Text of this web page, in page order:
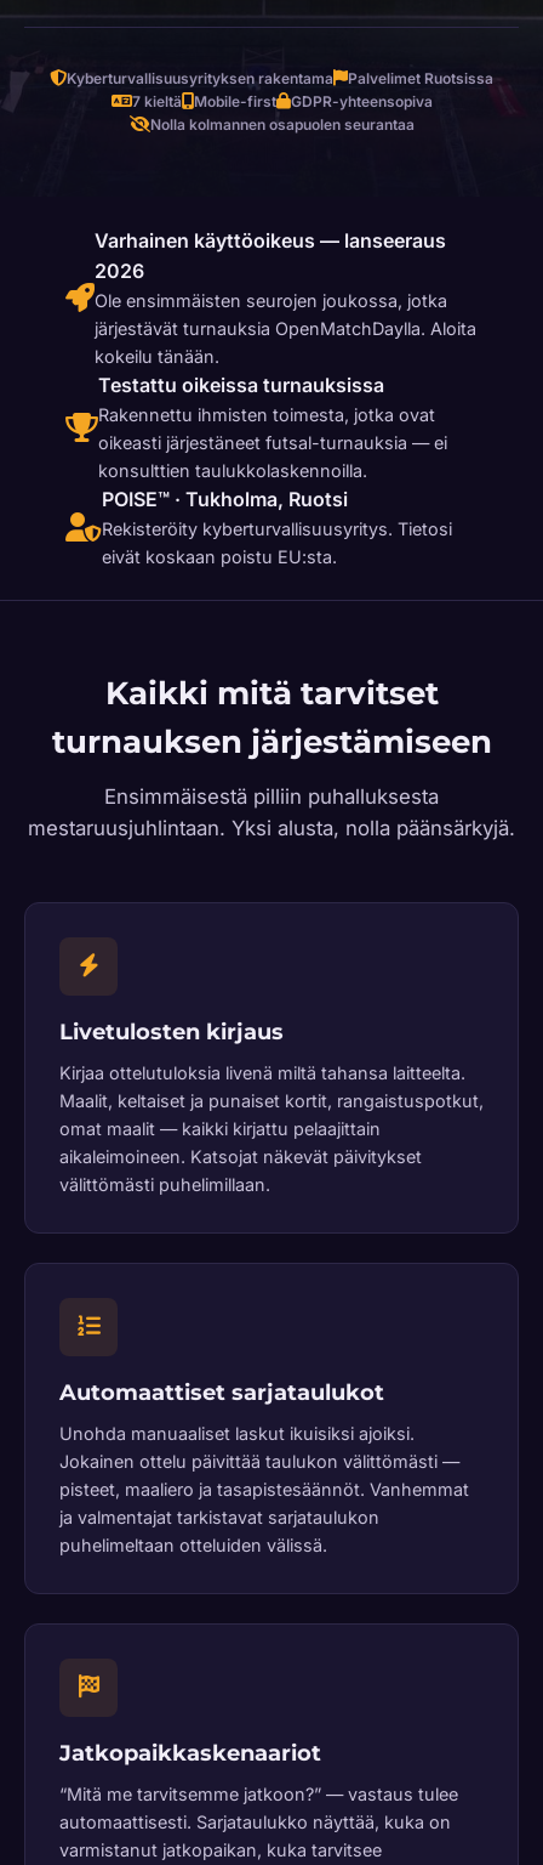
Kyberturvallisuusyrityksen rakentama
Palvelimet Ruotsissa
7 kieltä
Mobile-first
GDPR-yhteensopiva
Nolla kolmannen osapuolen seurantaa
Varhainen käyttöoikeus — lanseeraus
2026
Ole ensimmäisten seurojen joukossa, jotka
järjestävät turnauksia OpenMatchDaylla. Aloita
kokeilu tänään.
Testattu oikeissa turnauksissa
Rakennettu ihmisten toimesta, jotka ovat
oikeasti järjestäneet futsal-turnauksia — ei
konsulttien taulukkolaskennoilla.
POISE™ · Tukholma, Ruotsi
Rekisteröity kyberturvallisuusyritys. Tietosi
eivät koskaan poistu EU:sta.
Kaikki mitä tarvitset
turnauksen järjestämiseen
Ensimmäisestä pilliin puhalluksesta
mestaruusjuhlintaan. Yksi alusta, nolla päänsärkyjä.
Livetulosten kirjaus
Kirjaa ottelutuloksia livenä miltä tahansa laitteelta.
Maalit, keltaiset ja punaiset kortit, rangaistuspotkut,
omat maalit — kaikki kirjattu pelaajittain
aikaleimoineen. Katsojat näkevät päivitykset
välittömästi puhelimillaan.
Automaattiset sarjataulukot
Unohda manuaaliset laskut ikuisiksi ajoiksi.
Jokainen ottelu päivittää taulukon välittömästi —
pisteet, maaliero ja tasapistesäännöt. Vanhemmat
ja valmentajat tarkistavat sarjataulukon
puhelimeltaan otteluiden välissä.
Jatkopaikkaskenaariot
“Mitä me tarvitsemme jatkoon?” — vastaus tulee
automaattisesti. Sarjataulukko näyttää, kuka on
varmistanut jatkopaikan, kuka tarvitsee